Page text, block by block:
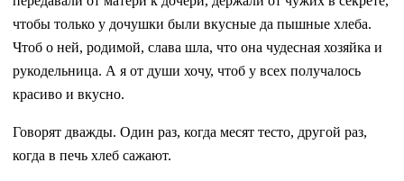
чтобы только у дочушки были вкусные да пышные хлеба.
Чтоб о ней, родимой, слава шла, что она чудесная хозяйка и
рукодельница. А я от души хочу, чтоб у всех получалось
красиво и вкусно.
Говорят дважды. Один раз, когда месят тесто, другой раз,
когда в печь хлеб сажают.